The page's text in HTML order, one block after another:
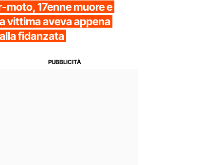
17enne muore e
vittima aveva appena
fidanzata